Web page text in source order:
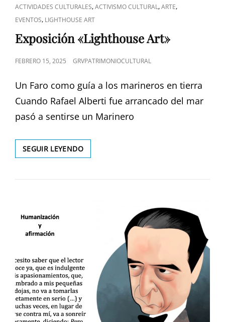
ENLACES
DE
CATEGORÍAS
ACTIVIDADES CULTURALES,ACTIVISMO CULTURAL,ARTE,
EVENTOS, LIGHTHOUSE ART
Exposición «Lighthouse Art»
PUBLICADO
FEBRERO 15, 2025 GRVPATRIMONIOCULTURAL
Un Faro como guía a los marineros en tierra
Cuando Rafael Alberti fue arrancado del mar
pasó a sentirse un Marinero
SEGUIR LEYENDOEXPOSICIÓN
«LIGHTHOUSE